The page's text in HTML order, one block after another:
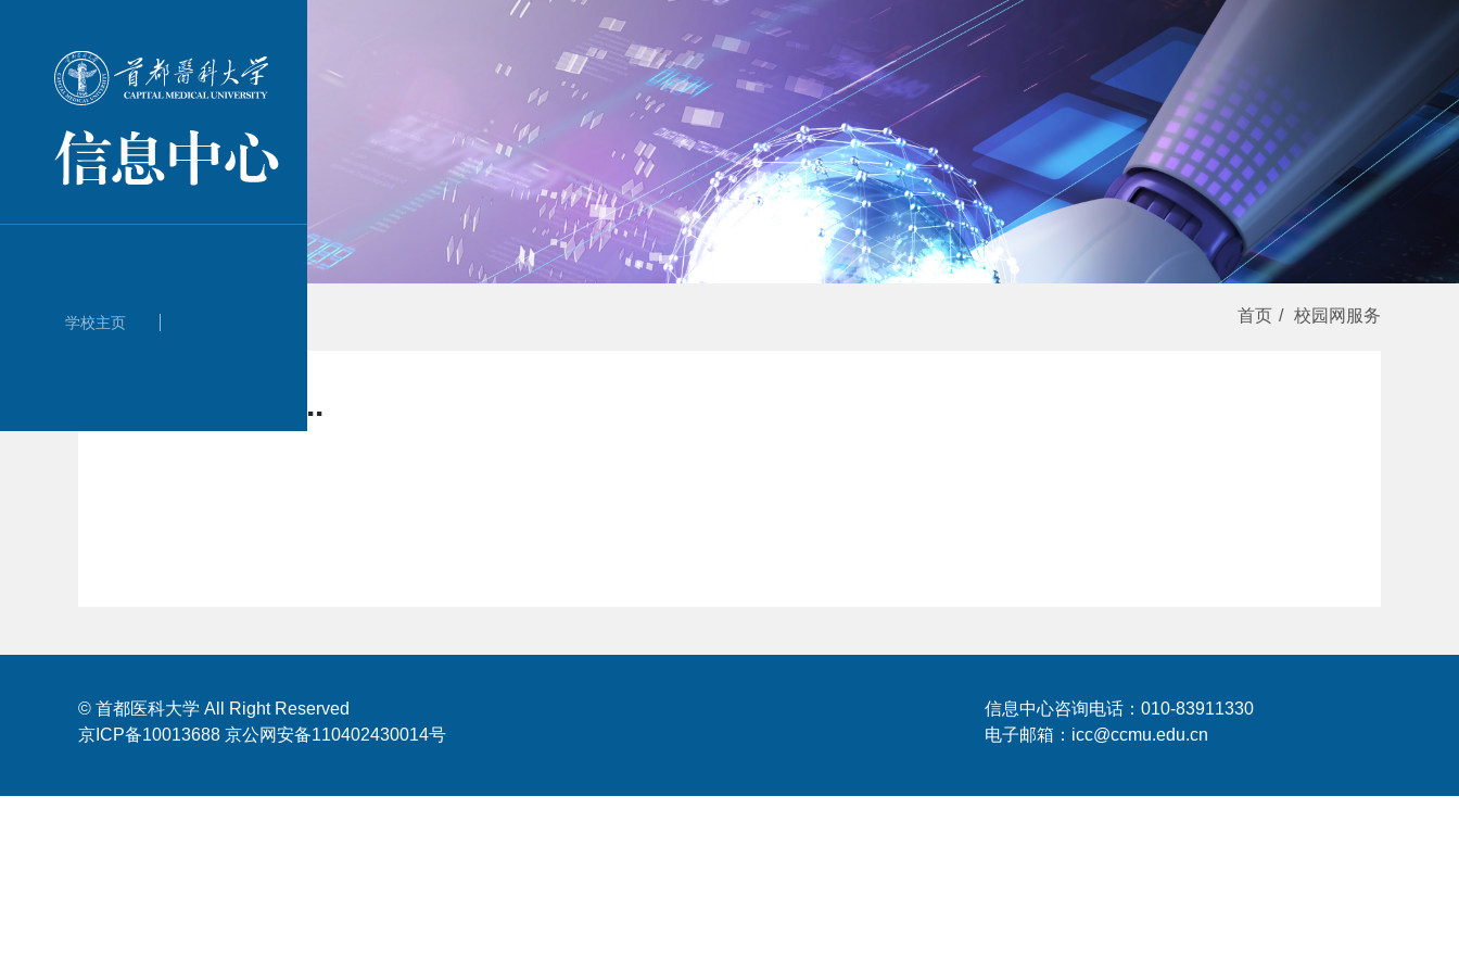
学校主页 首页 / 校园网服务
系统维护中....
© 首都医科大学 All Right Reserved
京ICP备10013688 京公网安备110402430014号
信息中心咨询电话：010-83911330
电子邮箱：icc@ccmu.edu.cn